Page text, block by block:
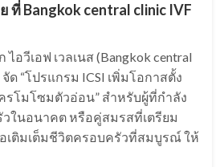
ที่ Bangkok central clinic IVF
อวีเอฟ เวลเนส (Bangkok central
จัด “โปรแกรม ICSI เพิ่มโอกาสตั้ง
รโมโซมตัวอ่อน” สำหรับผู้ที่กำลัง
ในอนาคต หรือคู่สมรสที่เตรียม
เติมเต็มชีวิตครอบครัวที่สมบูรณ์ ให้